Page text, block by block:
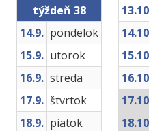
týždeň 38
14.9. pondelok
15.9. utorok
16.9. streda
17.9. štvrtok
18.9. piatok